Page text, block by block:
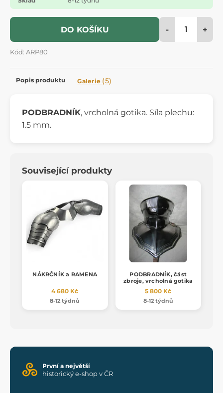
DO KOŠÍKU - +
Kód: ARP80
Popis produktu Galerie (5)
PODBRADNÍK, vrcholná gotika. Síla plechu:
1.5 mm.
Související produkty
NÁKRČNÍK a RAMENA
4 680 Kč
8-12 týdnů
PODBRADNÍK, část
zbroje, vrcholná gotika
5 800 Kč
8-12 týdnů
První a největší
historický e-shop v ČR